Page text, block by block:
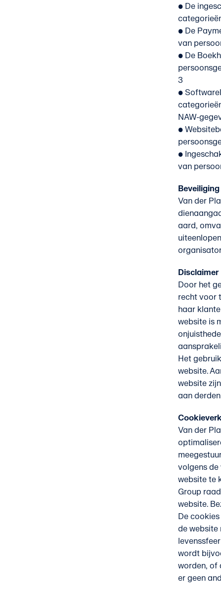
• De
• De
van
• De
3
•
NAW-
•
•
van
Van der
aard,
Disclaimer
Door het
recht voor
haar
website is
Het
website.
website
aan
Van der
volgens
website te
Group
website.
De
de website
wordt
worden, of
er geen